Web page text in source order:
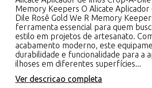
Memory Keepers O Alicate Aplicador
Dile Rosê Gold We R Memory
ferramenta essencial para quem
estilo em projetos de artesanato.
acabamento moderno, este
durabilidade e funcionalidade para a
ilhoses em diferentes superfícies...
Ver descricao completa